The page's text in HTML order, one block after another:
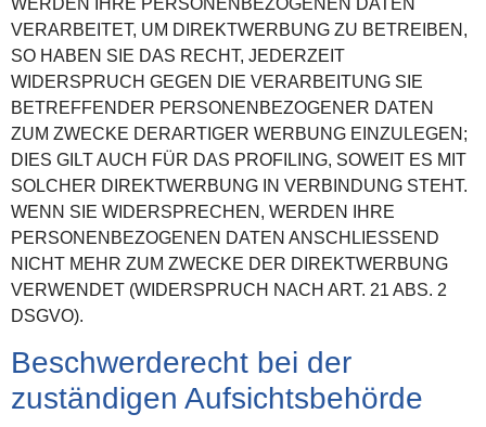
VERARBEITET, UM DIREKTWERBUNG ZU BETREIBEN,
SO HABEN SIE DAS RECHT, JEDERZEIT
WIDERSPRUCH GEGEN DIE VERARBEITUNG SIE
BETREFFENDER PERSONENBEZOGENER DATEN
ZUM ZWECKE DERARTIGER WERBUNG EINZULEGEN;
DIES GILT AUCH FÜR DAS PROFILING, SOWEIT ES MIT
SOLCHER DIREKTWERBUNG IN VERBINDUNG STEHT.
WENN SIE WIDERSPRECHEN, WERDEN IHRE
PERSONENBEZOGENEN DATEN ANSCHLIESSEND
NICHT MEHR ZUM ZWECKE DER DIREKTWERBUNG
VERWENDET (WIDERSPRUCH NACH ART. 21 ABS. 2
DSGVO).
Beschwerde­recht bei der
zuständigen Aufsichts­behörde